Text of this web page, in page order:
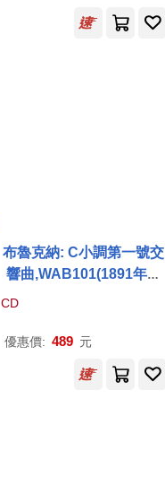
chestra / Slovak Philhar
布魯克納: C小調第一號交
響曲,WAB101(1891年維
也納版本)[live錄音] / 沙勒
ckner: Symphony No. 1 i
1 Vienna Version) [Live]
CD
優惠價: 489 元